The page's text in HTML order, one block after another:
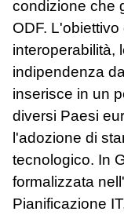
condizione che
ODF.
interoperabilità,
indipendenza
inserisce in un
diversi Paesi
l'adozione di
tecnologico. In
formalizzata
Pianificazione